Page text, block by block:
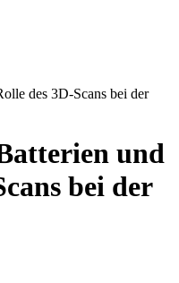
und
bei der